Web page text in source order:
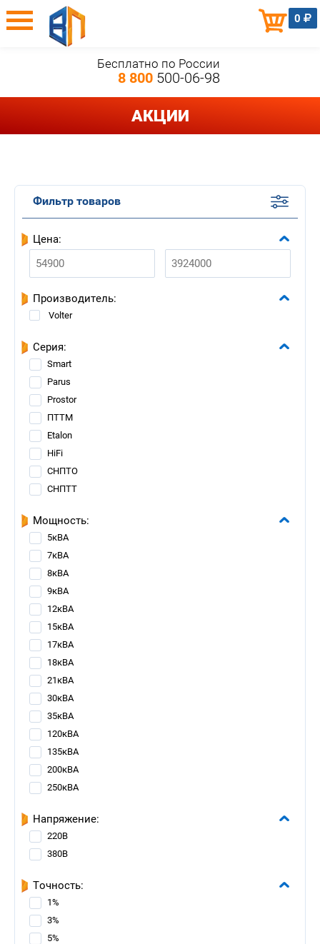
0
Бесплатно по России
8 800500-06-98
АКЦИИ
Фильтр товаров
Цена:
Производитель:
Volter
Серия:
Smart
Parus
Prostor
ПТТМ
Etalon
HiFi
СНПТО
СНПТТ
Мощность:
5кВА
7кВА
8кВА
9кВА
12кВА
15кВА
17кВА
18кВА
21кВА
30кВА
35кВА
120кВА
135кВА
200кВА
250кВА
Напряжение:
220В
380В
Точность:
1%
3%
5%